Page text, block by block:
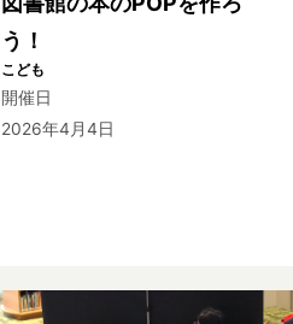
う！
こども
開催日
2026年4月4日